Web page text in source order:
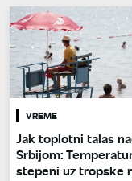
VREME
Jak toplotni talas
Srbijom:
stepeni uz tropske